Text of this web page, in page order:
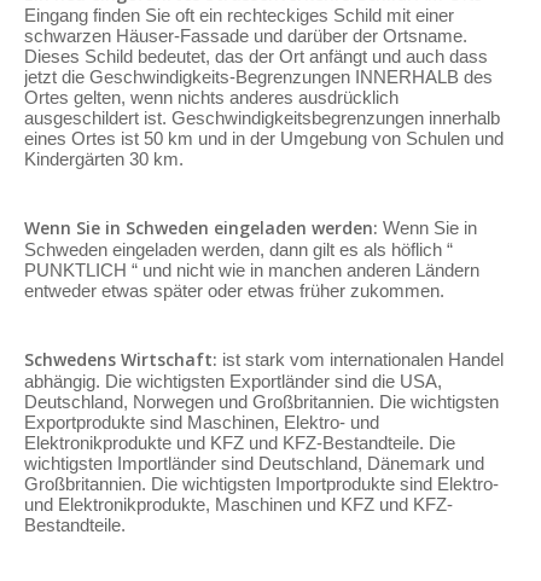
Eingang finden Sie oft ein rechteckiges Schild mit einer
schwarzen Häuser-Fassade und darüber der Ortsname.
Dieses Schild bedeutet, das der Ort anfängt und auch dass
jetzt die Geschwindigkeits-Begrenzungen INNERHALB des
Ortes gelten, wenn nichts anderes ausdrücklich
ausgeschildert ist. Geschwindigkeitsbegrenzungen innerhalb
eines Ortes ist 50 km und in der Umgebung von Schulen und
Kindergärten 30 km.
Wenn Sie in Schweden eingeladen werden: Wenn Sie in
Schweden eingeladen werden, dann gilt es als höflich “
PUNKTLICH “ und nicht wie in manchen anderen Ländern
entweder etwas später oder etwas früher zukommen.
Schwedens Wirtschaft: ist stark vom internationalen Handel
abhängig. Die wichtigsten Exportländer sind die USA,
Deutschland, Norwegen und Großbritannien. Die wichtigsten
Exportprodukte sind Maschinen, Elektro- und
Elektronikprodukte und KFZ und KFZ-Bestandteile. Die
wichtigsten Importländer sind Deutschland, Dänemark und
Großbritannien. Die wichtigsten Importprodukte sind Elektro-
und Elektronikprodukte, Maschinen und KFZ und KFZ-
Bestandteile.